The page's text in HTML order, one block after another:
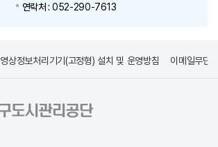
연락처 : 052-290-7613
영상정보처리기기(고정형) 설치 및 운영방침 이메일무단